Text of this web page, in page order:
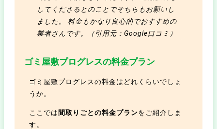
してくださるとのことでそちらもお願いし
ました。 料金もかなり良心的でおすすめの
業者さんです。（引用元：Google口コミ）
ゴミ屋敷プログレスの料金プラン
ゴミ屋敷プログレスの料金はどれくらいでしょ
うか。
ここでは間取りごとの料金プランをご紹介しま
す。